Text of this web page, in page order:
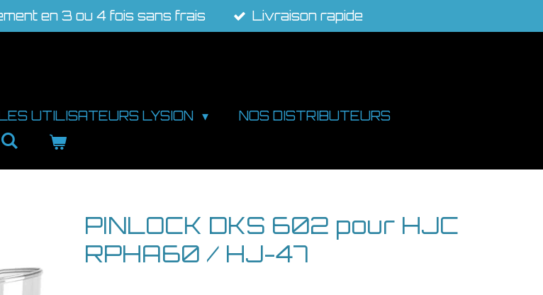
en 3 ou 4 fois sans frais Livraison rapide
UTILISATEURS LYSION
NOS DISTRIBUTEURS
PINLOCK DKS 602 pour HJC
RPHA60 / HJ-47